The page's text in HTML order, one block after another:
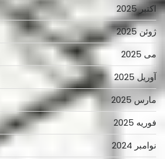
اکتبر 2025
ژوئن 2025
می 2025
آوریل 2025
مارس 2025
فوریه 2025
نوامبر 2024